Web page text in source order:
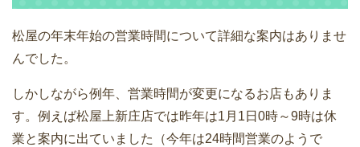
松屋の年末年始の営業時間について詳細な案内はありませ
んでした。
しかしながら例年、営業時間が変更になるお店もありま
す。例えば松屋上新庄店では昨年は1月1日0時～9時は休
業と案内に出ていました（今年は24時間営業のようで